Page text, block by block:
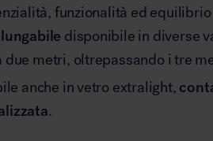
funzionalità ed
disponibile in diverse
due metri, oltrepassando i tre
anche in vetro extralight,
.